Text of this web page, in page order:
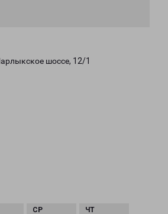
шоссе, 12/1